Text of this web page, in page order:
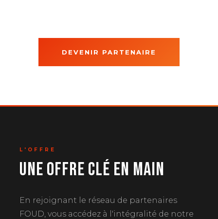
DEVENIR PARTENAIRE
L'OFFRE
UNE OFFRE CLÉ EN MAIN
En rejoignant le réseau de partenaires
FOUD, vous accédez à l'intégralité de notre